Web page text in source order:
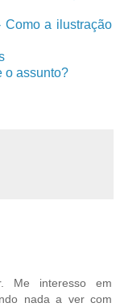
Como a ilustração
o assunto?
Me interesso em
nada a ver com